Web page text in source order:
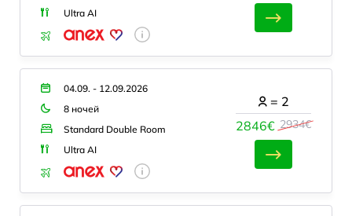
Ultra AI
04.09. - 12.09.2026
8 ночей
Standard Double Room
Ultra AI
2846€ 2934€
= 2